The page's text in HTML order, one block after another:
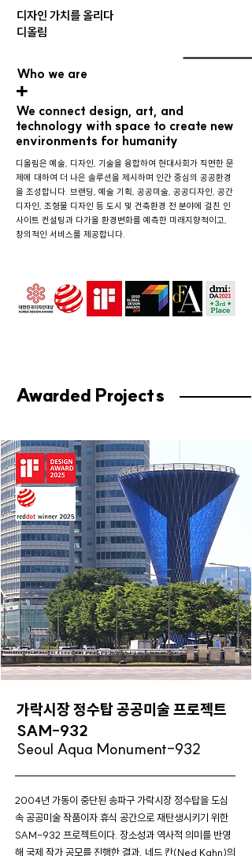
​디자인 가치를 올리다
​디올림
Who we are
+
We connect design, art, and
technology with space to create new
environments for humanity
디올림은 예술, 디자인, 기술을 융합하여 현대사회가 직면한 문
제에 대하여 더 나은 솔루션을 제시하며 인간 중심의 공공환경
을 조성합니다. 브랜딩, 예술 기획, 공공미술, 공공디자인, 공간
디자인, 조형물 디자인 등 도시 및 건축환경 전 분야에 걸친 인
사이트 컨설팅과 다가올 환경변화를 예측한 미래지향적이고,
창의적인 서비스를 제공합니다.
Awarded Projects
가락시장 정수탑 공공미술 프로젝트
SAM-932
Seoul Aqua Monument-932
2004년 가동이 중단된 송파구 가락시장 정수탑을 도심
속 공공미술 작품이자 휴식 공간으로 재탄생시키기 위한
SAM-932 프로젝트이다. 장소성과 역사적 의미를 반영
해 국제 작가 공모를 진행한 결과, 네드 칸(Ned Kahn)의